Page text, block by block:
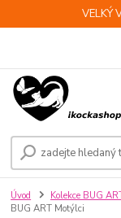
VELKÝ
Úvod Kolekce BUG
BUG ART Motýlci